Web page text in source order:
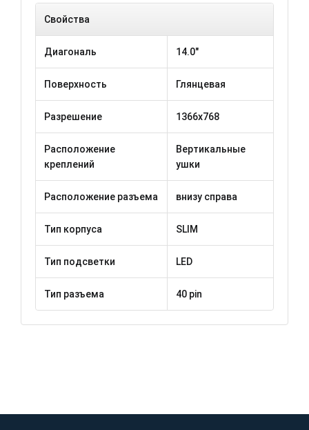
Свойства
Диагональ 14.0"
Поверхность Глянцевая
Разрешение 1366x768
Расположение
креплений
Вертикальные
ушки
Расположение разъема внизу справа
Тип корпуса SLIM
Тип подсветки LED
Тип разъема 40 pin